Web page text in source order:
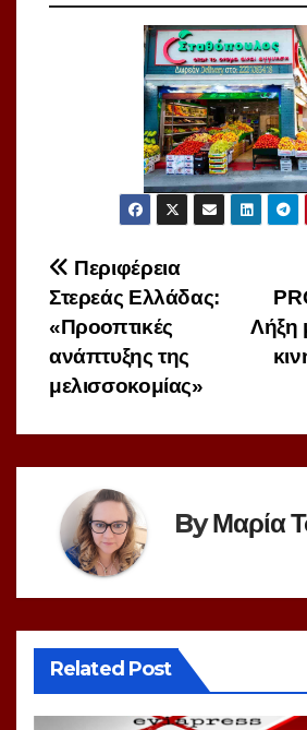
Πλοήγηση
άρθρων
Λήξη
Περιφέρεια
Στερεάς Ελλάδας:
«Προοπτικές
ανάπτυξης της
μελισσοκομίας»
ByΜαρία
Related Post